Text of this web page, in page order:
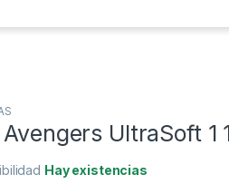
UltraSoft 1
Hay existencias